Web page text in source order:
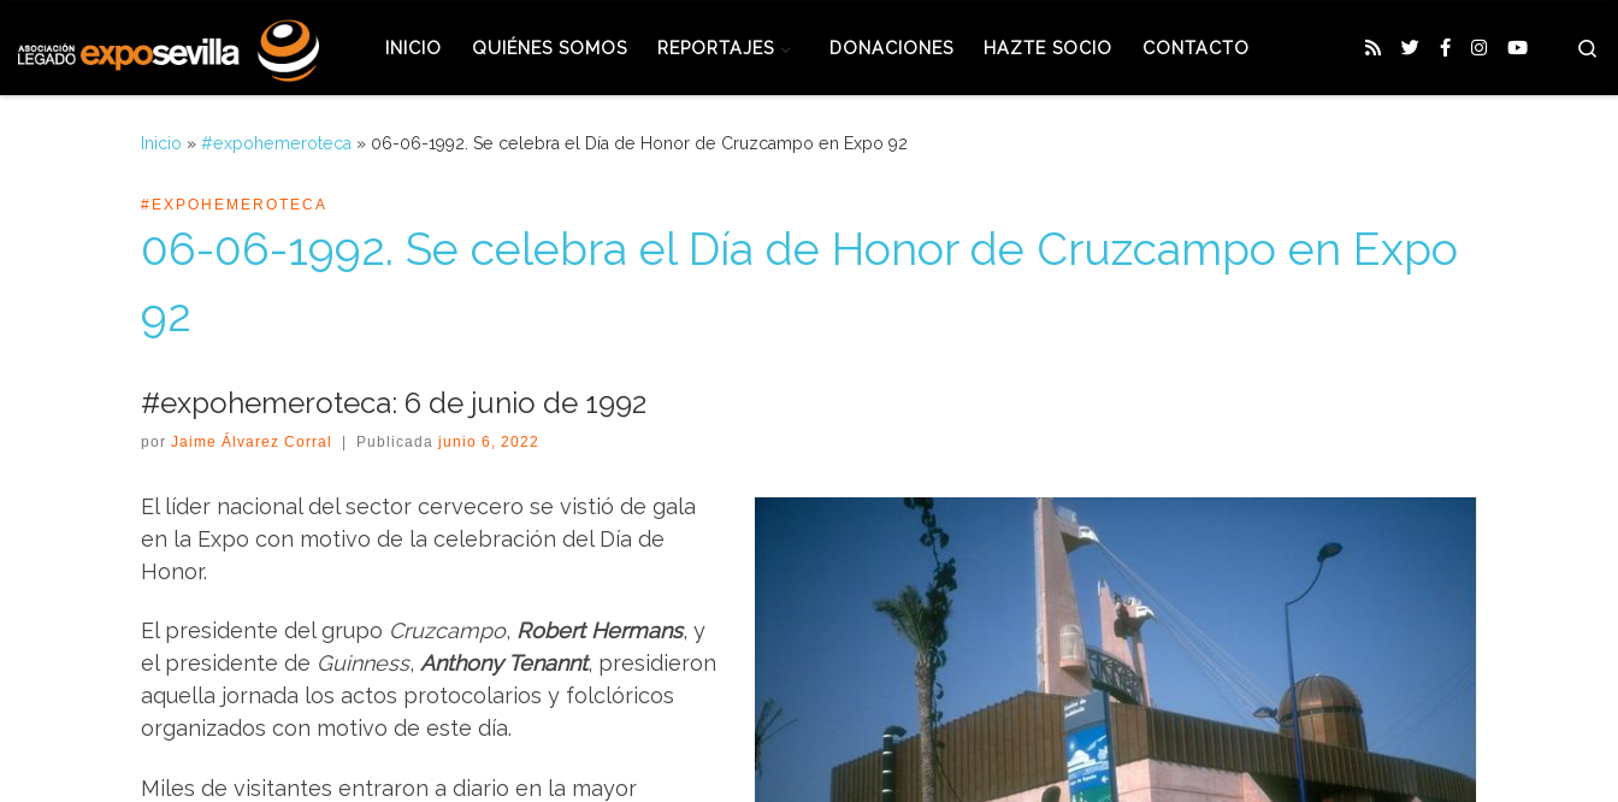
INICIO QUIÉNES SOMOS REPORTAJES DONACIONES HAZTE SOCIO CONTACTO
Inicio » #expohemeroteca » 06-06-1992. Se celebra el Día de Honor de Cruzcampo en Expo 92
#EXPOHEMEROTECA
06-06-1992. Se celebra el Día de Honor de Cruzcampo en Expo
92
#expohemeroteca: 6 de junio de 1992
por Jaime Álvarez Corral | Publicada junio 6, 2022
El líder nacional del sector cervecero se vistió de gala
en la Expo con motivo de la celebración del Día de
Honor.
El presidente del grupo Cruzcampo, Robert Hermans, y
el presidente de Guinness, Anthony Tenannt, presidieron
aquella jornada los actos protocolarios y folclóricos
organizados con motivo de este día.
Miles de visitantes entraron a diario en la mayor